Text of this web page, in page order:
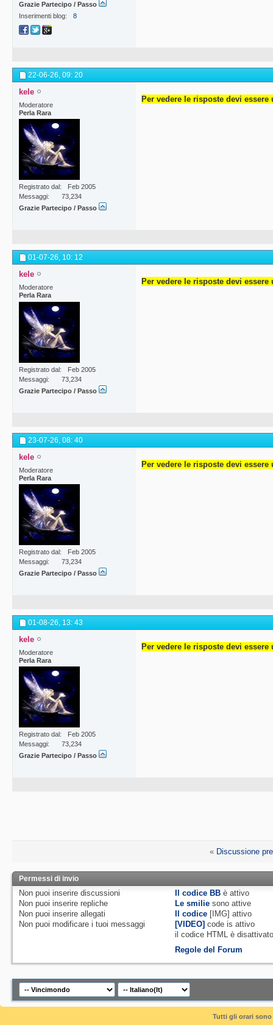
Grazie Partecipo / Passo
Inserimenti blog
8
22-06-26, 09: 20
kele
Moderatore
Perla Rara
Registrato dal
Feb 2005
Messaggi
73,234
Grazie Partecipo / Passo
Per vedere le risposte devi
01-07-26, 10: 12
kele
Moderatore
Perla Rara
Registrato dal
Feb 2005
Messaggi
73,234
Grazie Partecipo / Passo
Per vedere le risposte devi
23-07-26, 08: 40
kele
Moderatore
Perla Rara
Registrato dal
Feb 2005
Messaggi
73,234
Grazie Partecipo / Passo
Per vedere le risposte devi essere
01-08-26, 13: 43
kele
Moderatore
Perla Rara
Registrato dal
Feb 2005
Messaggi
73,234
Grazie Partecipo / Passo
Per vedere le risposte devi
« Discussione
Permessi di invio
Non puoi inserire discussioni
Non puoi inserire repliche
Non puoi inserire allegati
Non puoi modificare i tuoi messaggi
Il codice BB èattivo
Le smilie sono attive
Il codice [IMG]attivo
[VIDEO] code isattivo
il codice HTML è
Regole del Forum
Tutti gli orari